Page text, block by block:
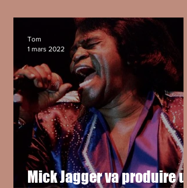
Mick Jagger va produire un
Tom
1 mars 2022